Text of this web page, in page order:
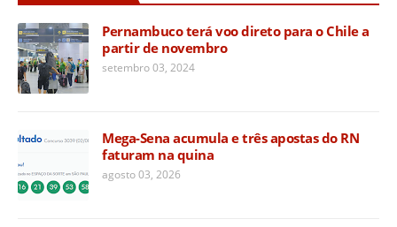
Pernambuco terá voo direto para o Chile a
partir de novembro
setembro 03, 2024
Mega-Sena acumula e três apostas do RN
faturam na quina
agosto 03, 2026